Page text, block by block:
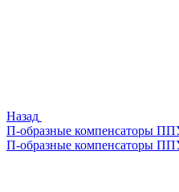
Назад
П-образные компенсаторы
П-образные компенсаторы